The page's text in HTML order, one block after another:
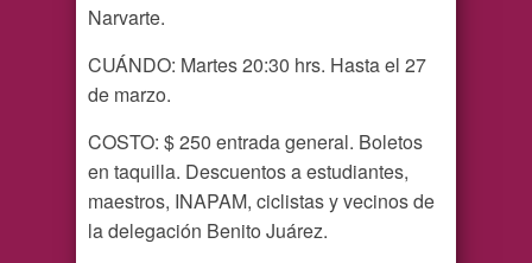
Narvarte.
CUÁNDO: Martes 20:30 hrs. Hasta el 27
de marzo.
COSTO: $ 250 entrada general. Boletos
en taquilla. Descuentos a estudiantes,
maestros, INAPAM, ciclistas y vecinos de
la delegación Benito Juárez.